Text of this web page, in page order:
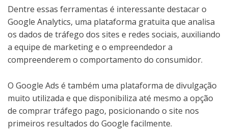
Dentre essas ferramentas é interessante destacar o
Google Analytics, uma plataforma gratuita que analisa
os dados de tráfego dos sites e redes sociais, auxiliando
a equipe de marketing e o empreendedor a
compreenderem o comportamento do consumidor.
O Google Ads é também uma plataforma de divulgação
muito utilizada e que disponibiliza até mesmo a opção
de comprar tráfego pago, posicionando o site nos
primeiros resultados do Google facilmente.